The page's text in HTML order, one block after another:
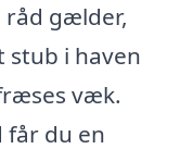
gælder,
stub i haven
væk.
får du en